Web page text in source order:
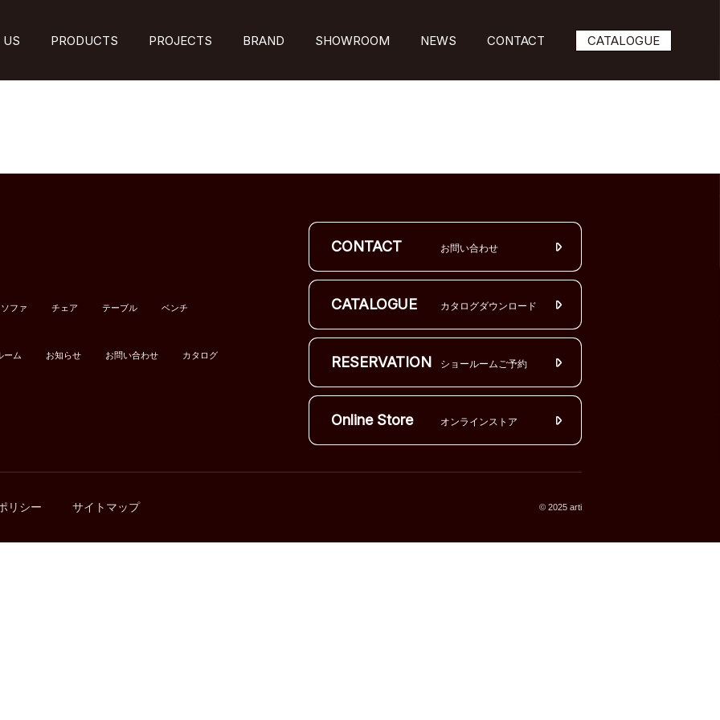
US PRODUCTS PROJECTS BRAND SHOWROOM NEWS CONTACT CATALOGUE
ソファ チェア テーブル ベンチ
ーム お知らせ お問い合わせ カタログ
CONTACT お問い合わせ
CATALOGUE カタログダウンロード
RESERVATION ショールームご予約
Online Store オンラインストア
リシー サイトマップ © 2025 arti